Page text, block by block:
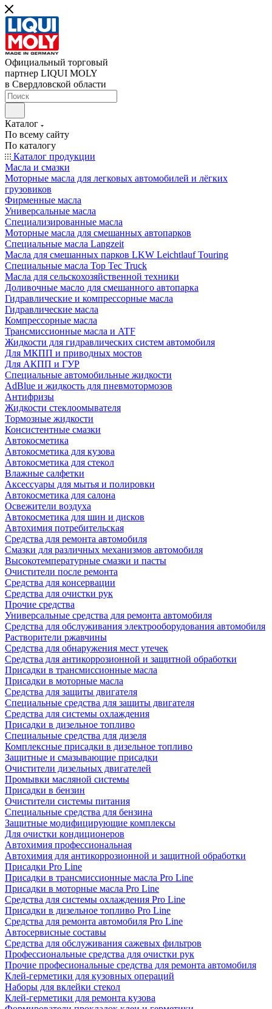
Официальный торговый
партнер LIQUI MOLY
в Свердловской области
Каталог
По всему сайту
По каталогу
Каталог продукции
Масла и смазки
Моторные масла для легковых автомобилей и лёгких
грузовиков
Фирменные масла
Универсальные масла
Специализированные масла
Моторные масла для смешанных автопарков
Специальные масла Langzeit
Масла для смешанных парков LKW Leichtlauf Touring
Специальные масла Top Tec Truck
Масла для сельскохозяйственной техники
Доливочные масло для смешанного автопарка
Гидравлические и компрессорные масла
Гидравлические масла
Компрессорные масла
Трансмиссионные масла и ATF
Жидкости для гидравлических систем автомобиля
Для МКПП и приводных мостов
Для АКПП и ГУР
Специальные автомобильные жидкости
AdBlue и жидкость для пневмотормозов
Антифризы
Жидкости стеклоомывателя
Тормозные жидкости
Консистентные смазки
Автокосметика
Автокосметика для кузова
Автокосметика для стекол
Влажные салфетки
Аксессуары для мытья и полировки
Автокосметика для салона
Освежители воздуха
Автокосметика для шин и дисков
Автохимия потребительская
Средства для ремонта автомобиля
Смазки для различных механизмов автомобиля
Высокотемпературные смазки и пасты
Очистители после ремонта
Средства для консервации
Средства для очистки рук
Прочие средства
Универсальные средства для ремонта автомобиля
Средства для обслуживания электрооборудования автомобиля
Растворители ржавчины
Средства для обнаружения мест утечек
Средства для антикоррозионной и защитной обработки
Присадки в трансмиссионные масла
Присадки в моторные масла
Средства для защиты двигателя
Специальныe средства для защиты двигателя
Средства для системы охлаждения
Присадки в дизельное топливо
Спeциальные средства для дизеля
Комплексные присадки в дизельное топливо
Защитные и смазывающие присадки
Очистители дизельных двигателей
Промывки масляной системы
Присадки в бензин
Очистители системы питания
Специальные срeдства для бензина
Защитные модифицирующие комплексы
Для очистки кондиционеров
Автохимия профессиональная
Автохимия для антикоррозионной и защитной обработки
Присадки Pro Line
Присадки в трансмиссионные масла Pro Line
Присадки в моторные масла Pro Line
Средства для системы охлаждения Pro Line
Присадки в дизельное топливо Pro Line
Средства для ремонта автомобиля Pro Line
Автосервисные составы
Средства для обслуживания сажевых фильтров
Профессиональные средства для очистки рук
Прочие професиональные средства для ремонта автомобиля
Клей-герметики для кузовных операций
Наборы для вклейки стекол
Клей-герметики для ремонта кузова